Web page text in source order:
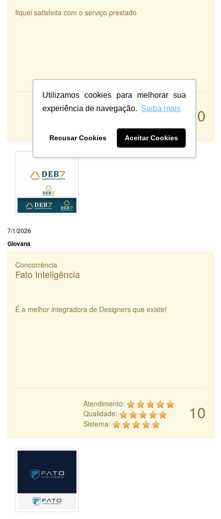
Utilizamos cookies para melhorar sua
experiência de navegação. Saiba mais
Recusar Cookies Aceitar Cookies
fiquei satisfeita com o serviço prestado
10
Atendimento:
7/1/2026
Giovana
Concorrência
Fato Inteligência
É a melhor integradora de Designers que existe!
10
Atendimento:
Qualidade:
Sistema: